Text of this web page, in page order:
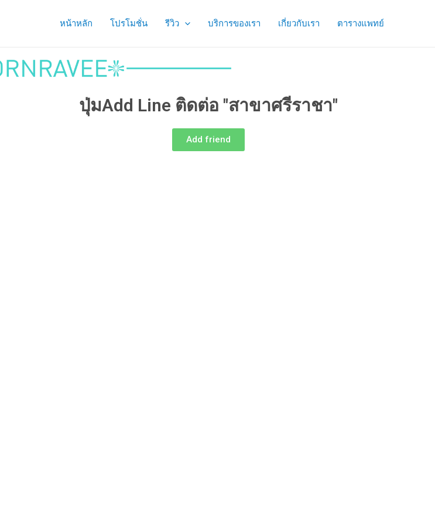
หน้าหลัก โปรโมชั่น รีวิว บริการของเรา เกี่ยวกับเรา ตารางแพทย์
ปุ่มAdd Line ติดต่อ "สาขาศรีราชา"
Add friend